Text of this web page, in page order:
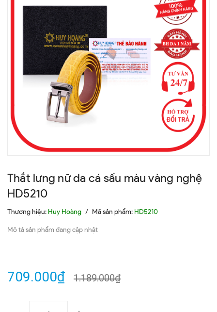
Thắt lưng nữ da cá sấu màu vàng nghệ
HD5210
Thương hiệu: Huy Hoàng / Mã sản phẩm: HD5210
Mô tả sản phẩm đang cập nhật
709.000₫ 1.189.000₫